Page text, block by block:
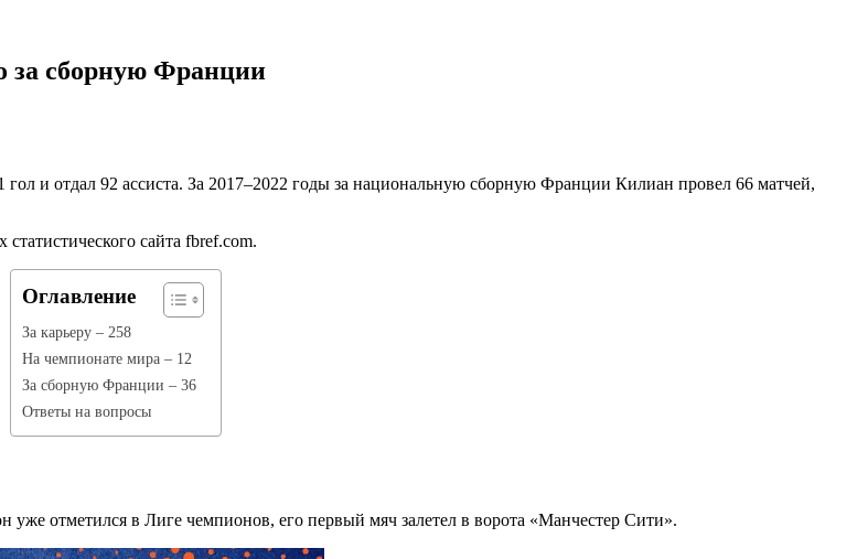
за сборную Франции
и отдал 92 ассиста. За 2017–2022 годы за национальную сборную Франции Килиан провел 66 матчей,
сайта fbref.com.
Оглавление
За карьеру – 258
На чемпионате мира – 12
За сборную Франции – 36
Ответы на вопросы
уже отметился в Лиге чемпионов, его первый мяч залетел в ворота «Манчестер Сити».